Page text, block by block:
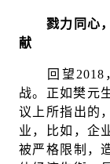
戮力同心
献
回望
战。正如樊元
议上所指出的
业，比如，企
被严格限制，